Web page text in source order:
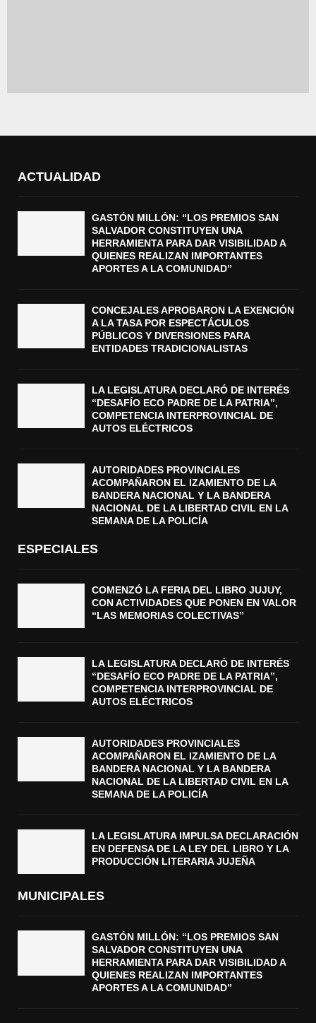
ACTUALIDAD
GASTÓN MILLÓN: “LOS PREMIOS SAN
SALVADOR CONSTITUYEN UNA
HERRAMIENTA PARA DAR VISIBILIDAD A
QUIENES REALIZAN IMPORTANTES
APORTES A LA COMUNIDAD”
CONCEJALES APROBARON LA EXENCIÓN
A LA TASA POR ESPECTÁCULOS
PÚBLICOS Y DIVERSIONES PARA
ENTIDADES TRADICIONALISTAS
LA LEGISLATURA DECLARÓ DE INTERÉS
“DESAFÍO ECO PADRE DE LA PATRIA”,
COMPETENCIA INTERPROVINCIAL DE
AUTOS ELÉCTRICOS
AUTORIDADES PROVINCIALES
ACOMPAÑARON EL IZAMIENTO DE LA
BANDERA NACIONAL Y LA BANDERA
NACIONAL DE LA LIBERTAD CIVIL EN LA
SEMANA DE LA POLICÍA
ESPECIALES
COMENZÓ LA FERIA DEL LIBRO JUJUY,
CON ACTIVIDADES QUE PONEN EN VALOR
“LAS MEMORIAS COLECTIVAS”
LA LEGISLATURA DECLARÓ DE INTERÉS
“DESAFÍO ECO PADRE DE LA PATRIA”,
COMPETENCIA INTERPROVINCIAL DE
AUTOS ELÉCTRICOS
AUTORIDADES PROVINCIALES
ACOMPAÑARON EL IZAMIENTO DE LA
BANDERA NACIONAL Y LA BANDERA
NACIONAL DE LA LIBERTAD CIVIL EN LA
SEMANA DE LA POLICÍA
LA LEGISLATURA IMPULSA DECLARACIÓN
EN DEFENSA DE LA LEY DEL LIBRO Y LA
PRODUCCIÓN LITERARIA JUJEÑA
MUNICIPALES
GASTÓN MILLÓN: “LOS PREMIOS SAN
SALVADOR CONSTITUYEN UNA
HERRAMIENTA PARA DAR VISIBILIDAD A
QUIENES REALIZAN IMPORTANTES
APORTES A LA COMUNIDAD”